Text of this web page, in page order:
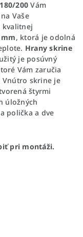
200 Vám
Vaše
kvalitnej
, ktorá je odolná
Hrany skrine
je posúvný
Vám zaručia
Vnútro skrine je
štyrmi
úložných
polička a dve
pri montáži.